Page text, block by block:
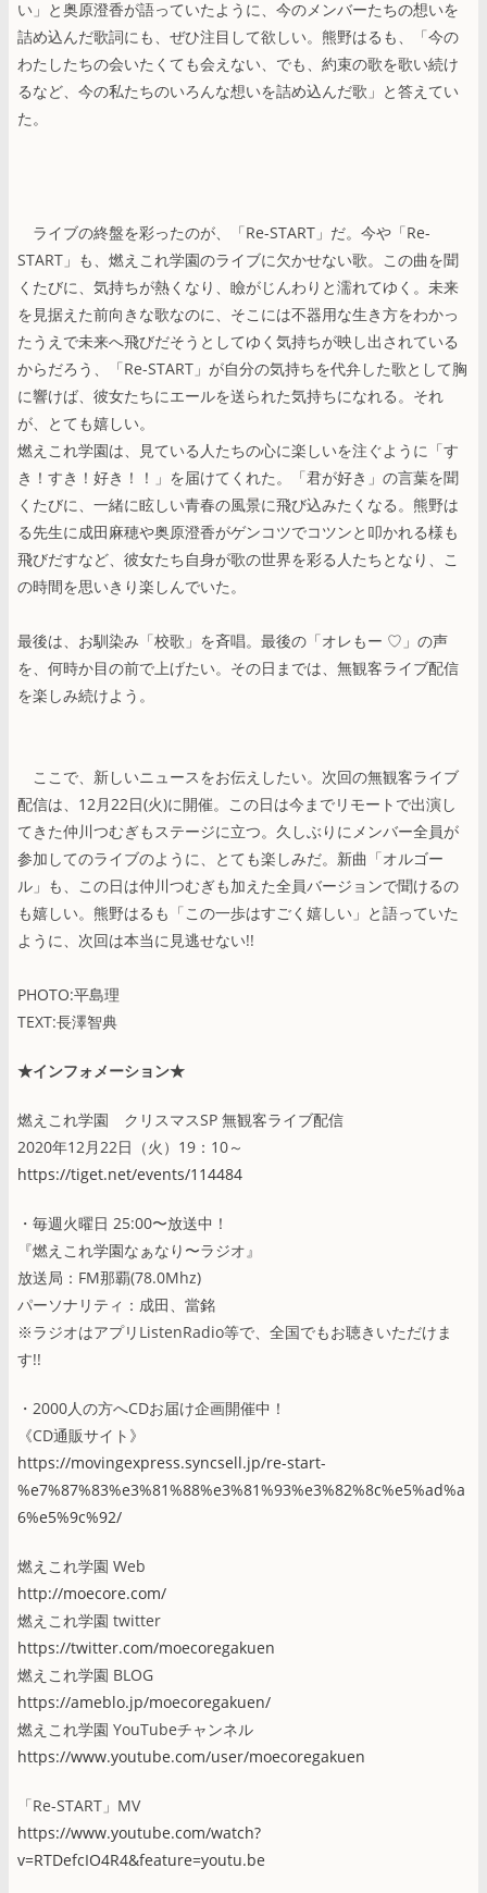
い」と奥原澄香が語っていたように、今のメンバーたちの想いを
詰め込んだ歌詞にも、ぜひ注目して欲しい。熊野はるも、「今の
わたしたちの会いたくても会えない、でも、約束の歌を歌い続け
るなど、今の私たちのいろんな想いを詰め込んだ歌」と答えてい
た。
ライブの終盤を彩ったのが、「Re-START」だ。今や「Re-
START」も、燃えこれ学園のライブに欠かせない歌。この曲を聞
くたびに、気持ちが熱くなり、瞼がじんわりと濡れてゆく。未来
を見据えた前向きな歌なのに、そこには不器用な生き方をわかっ
たうえで未来へ飛びだそうとしてゆく気持ちが映し出されている
からだろう、「Re-START」が自分の気持ちを代弁した歌として胸
に響けば、彼女たちにエールを送られた気持ちになれる。それ
が、とても嬉しい。
燃えこれ学園は、見ている人たちの心に楽しいを注ぐように「す
き！すき！好き！！」を届けてくれた。「君が好き」の言葉を聞
くたびに、一緒に眩しい青春の風景に飛び込みたくなる。熊野は
る先生に成田麻穂や奥原澄香がゲンコツでコツンと叩かれる様も
飛びだすなど、彼女たち自身が歌の世界を彩る人たちとなり、こ
の時間を思いきり楽しんでいた。
最後は、お馴染み「校歌」を斉唱。最後の「オレもー ♡」の声
を、何時か目の前で上げたい。その日までは、無観客ライブ配信
を楽しみ続けよう。
ここで、新しいニュースをお伝えしたい。次回の無観客ライブ
配信は、12月22日(火)に開催。この日は今までリモートで出演し
てきた仲川つむぎもステージに立つ。久しぶりにメンバー全員が
参加してのライブのように、とても楽しみだ。新曲「オルゴー
ル」も、この日は仲川つむぎも加えた全員バージョンで聞けるの
も嬉しい。熊野はるも「この一歩はすごく嬉しい」と語っていた
ように、次回は本当に見逃せない!!
PHOTO:平島理
TEXT:長澤智典
★インフォメーション★
燃えこれ学園 クリスマスSP 無観客ライブ配信
2020年12月22日（火）19：10～
https://tiget.net/events/114484
・毎週火曜日 25:00〜放送中！
『燃えこれ学園なぁなり〜ラジオ』
放送局：FM那覇(78.0Mhz)
パーソナリティ：成田、當銘
※ラジオはアプリListenRadio等で、全国でもお聴きいただけま
す!!
・2000人の方へCDお届け企画開催中！
《CD通販サイト》
https://movingexpress.syncsell.jp/re-start-
%e7%87%83%e3%81%88%e3%81%93%e3%82%8c%e5%ad%a
6%e5%9c%92/
燃えこれ学園 Web
http://moecore.com/
燃えこれ学園 twitter
https://twitter.com/moecoregakuen
燃えこれ学園 BLOG
https://ameblo.jp/moecoregakuen/
燃えこれ学園 YouTubeチャンネル
https://www.youtube.com/user/moecoregakuen
「Re-START」MV
https://www.youtube.com/watch?
v=RTDefcIO4R4&feature=youtu.be